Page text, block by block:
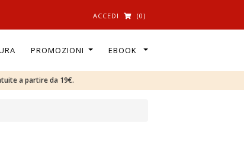
ACCEDI (0)
PROMOZIONI EBOOK
a partire da 19€.